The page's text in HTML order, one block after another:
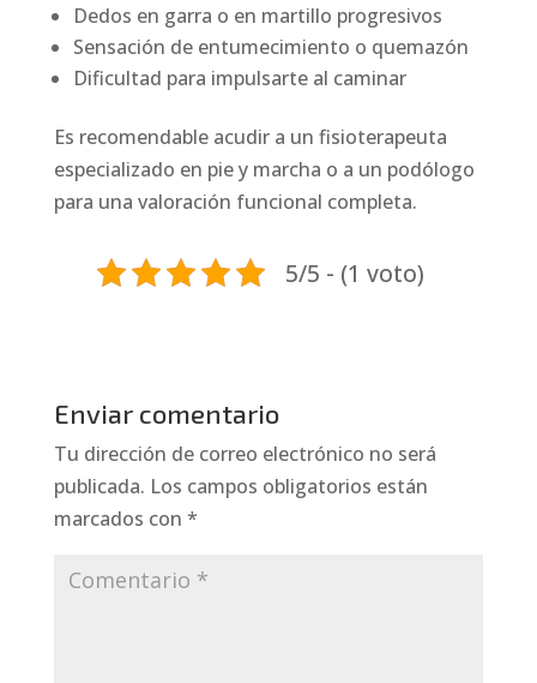
Dedos en garra o en martillo progresivos
Sensación de entumecimiento o quemazón
Dificultad para impulsarte al caminar
Es recomendable acudir a un fisioterapeuta
especializado en pie y marcha o a un podólogo
para una valoración funcional completa.
5/5 - (1 voto)
Enviar comentario
Tu dirección de correo electrónico no será
publicada. Los campos obligatorios están
marcados con *